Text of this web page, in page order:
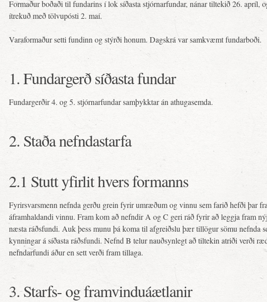
Formaður boðaði til fundarins í lok síðasta stjórnarfundar, nánar tiltekið 26. apríl,
ítrekuð með tölvupósti 2. maí.
Varaformaður setti fundinn og stýrði honum. Dagskrá var samkvæmt fundarboði.
1. Fundargerð síðasta fundar
Fundargerðir 4. og 5. stjórnarfundar samþykktar án athugasemda.
2. Staða nefndastarfa
2.1 Stutt yfirlit hvers formanns
Fyrirsvarsmenn nefnda gerðu grein fyrir umræðum og vinnu sem farið hefði þar
áframhaldandi vinnu. Fram kom að nefndir A og C geri ráð fyrir að leggja fram
næsta ráðsfundi. Auk þess munu þá koma til afgreiðslu þær tillögur sömu nefnda
kynningar á síðasta ráðsfundi. Nefnd B telur nauðsynlegt að tiltekin atriði verði
nefndarfundi áður en sett verði fram tillaga.
3. Starfs- og framvinduáætlanir